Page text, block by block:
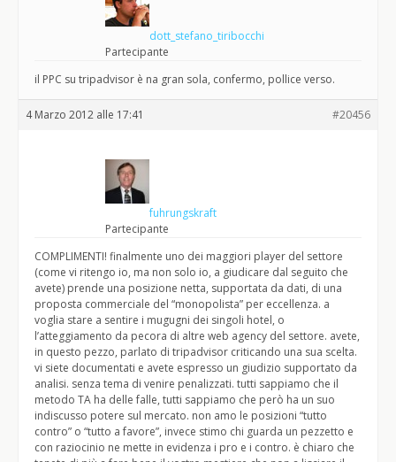
dott_stefano_tiribocchi
Partecipante
il PPC su tripadvisor è na gran sola, confermo, pollice verso.
4 Marzo 2012 alle 17:41 #20456
fuhrungskraft
Partecipante
COMPLIMENTI! finalmente uno dei maggiori player del settore
(come vi ritengo io, ma non solo io, a giudicare dal seguito che
avete) prende una posizione netta, supportata da dati, di una
proposta commerciale del “monopolista” per eccellenza. a
voglia stare a sentire i mugugni dei singoli hotel, o
l’atteggiamento da pecora di altre web agency del settore. avete,
in questo pezzo, parlato di tripadvisor criticando una sua scelta.
vi siete documentati e avete espresso un giudizio supportato da
analisi. senza tema di venire penalizzati. tutti sappiamo che il
metodo TA ha delle falle, tutti sappiamo che però ha un suo
indiscusso potere sul mercato. non amo le posizioni “tutto
contro” o “tutto a favore”, invece stimo chi guarda un pezzetto e
con raziocinio ne mette in evidenza i pro e i contro. è chiaro che